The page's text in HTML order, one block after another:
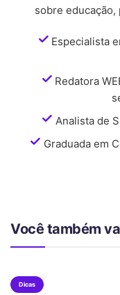
sobre
Especialista
Redatora
Analista de
Graduada em
Você também
Dicas